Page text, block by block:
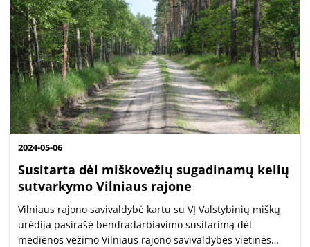
2024-05-06
Susitarta dėl miškovežių sugadinamų kelių
sutvarkymo Vilniaus rajone
Vilniaus rajono savivaldybė kartu su VĮ Valstybinių miškų
urėdija pasirašė bendradarbiavimo susitarimą dėl
medienos vežimo Vilniaus rajono savivaldybės vietinės